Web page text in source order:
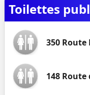
Toilettes
350
148